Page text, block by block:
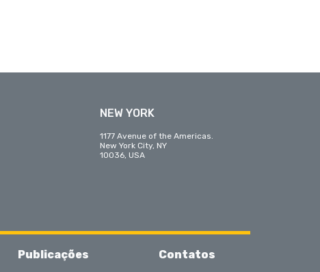
NEW YORK
1177 Avenue of the Americas.
New York City, NY
10036, USA
Publicações Contatos